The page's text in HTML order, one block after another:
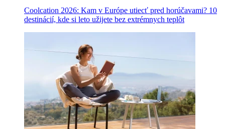
Coolcation 2026: Kam v Európe utiecť pred horúčavami? 10
destinácií, kde si leto užijete bez extrémnych teplôt